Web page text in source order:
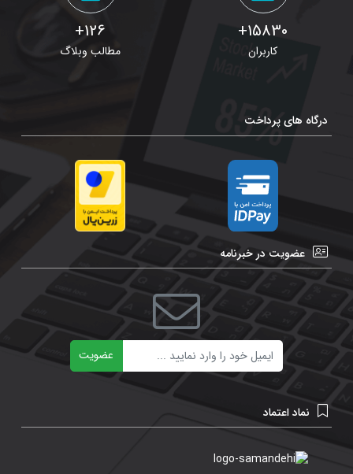
15830+
کاربران
126+
مطالب وبلاگ
درگاه های پرداخت
عضویت در خبرنامه
عضویت
نماد اعتماد